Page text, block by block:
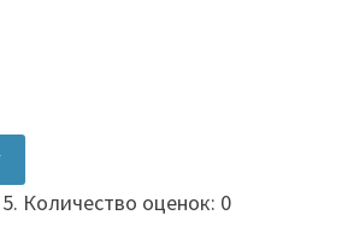
Количество оценок: 0